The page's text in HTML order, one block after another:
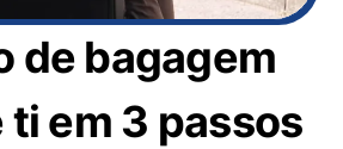
de bagagem
em 3 passos